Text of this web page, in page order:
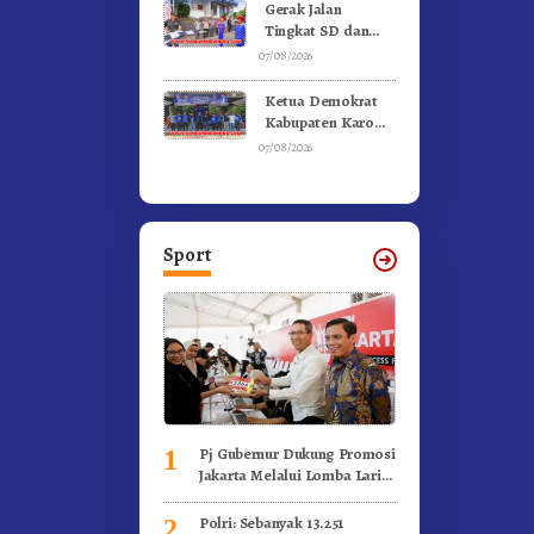
Gerak Jalan
Tingkat SD dan
SMP Untuk
Ke-81 Dibuka
Sekda Karo
07/08/2026
Ketua Demokrat
Kabupaten Karo
Pimpin Laskar Biru
07/08/2026
Sport
1
Pj Gubernur Dukung Promosi
Jakarta Melalui Lomba Lari
Polri: Sebanyak 13.251